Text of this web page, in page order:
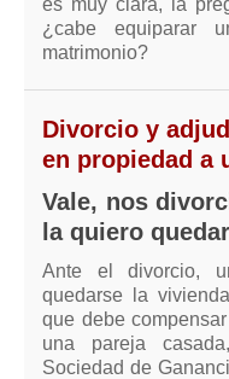
es muy clara, la
¿cabe equiparar
matrimonio?
Divorcio y
en propiedad a
Vale, nos
la quiero
Ante el divorcio,
quedarse la
que debe
una pareja
Sociedad de